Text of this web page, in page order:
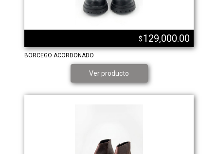
$129,000.00
BORCEGO ACORDONADO
Ver producto